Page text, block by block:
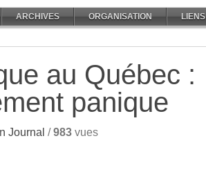
ARCHIVES ORGANISATION LIENS
au Québec :
panique
Journal /983 vues